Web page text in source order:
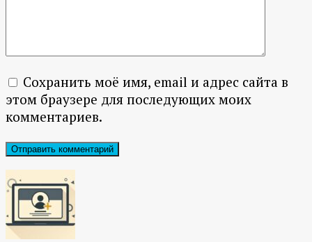
Сохранить моё имя, email и адрес сайта в
этом браузере для последующих моих
комментариев.